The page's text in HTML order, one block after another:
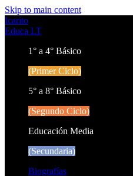
Skip to main content
Icarito
Educa LT
1° a 4° Básico
(Primer Ciclo)
5° a 8° Básico
(Segundo Ciclo)
Educación Media
(Secundaria)
Biografías